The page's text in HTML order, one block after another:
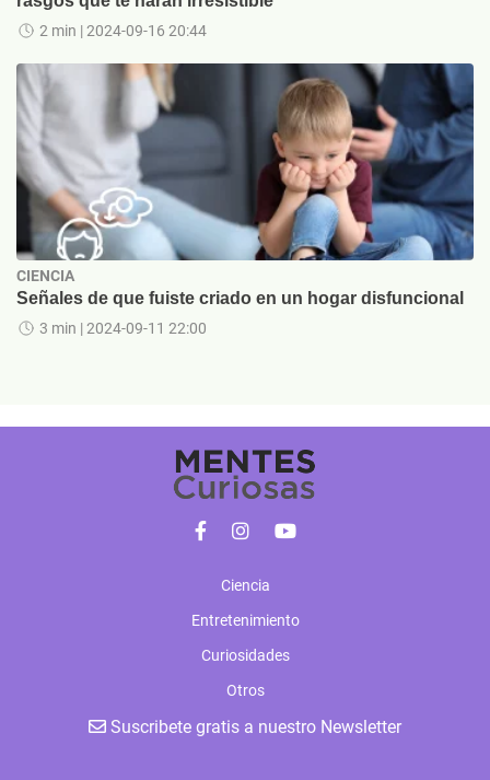
2 min | 2024-09-16 20:44
CIENCIA
Señales de que fuiste criado en un hogar disfuncional
3 min | 2024-09-11 22:00
Ciencia
Entretenimiento
Curiosidades
Otros
Suscribete gratis a nuestro Newsletter